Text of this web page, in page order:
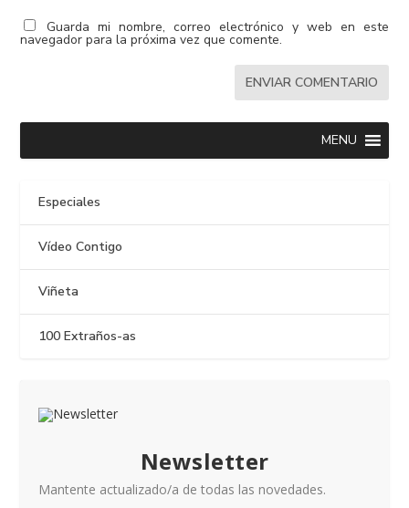
Guarda mi nombre, correo electrónico y web en este
navegador para la próxima vez que comente.
MENU
Especiales
Vídeo Contigo
Viñeta
100 Extraños-as
Newsletter
Mantente actualizado/a de todas las novedades.